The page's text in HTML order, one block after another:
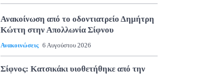
Ανακοίνωση από το οδοντιατρείο Δημήτρη
Κώττη στην Απολλωνία Σίφνου
Ανακοινώσεις 6 Αυγούστου 2026
Σίφνος: Κατσικάκι υιοθετήθηκε από την